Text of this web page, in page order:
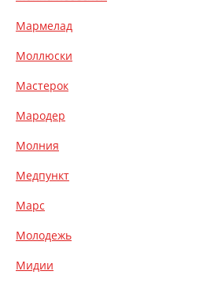
Мармелад
Моллюски
Мастерок
Мародер
Молния
Медпункт
Марс
Молодежь
Мидии